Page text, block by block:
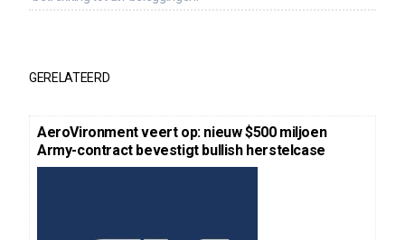
GERELATEERD
AeroVironment veert op: nieuw $500 miljoen
Army-contract bevestigt bullish herstelcase